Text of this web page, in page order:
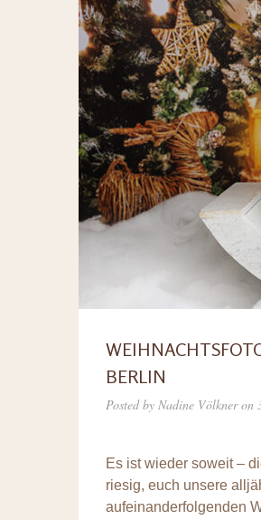
BERLIN
Posted by Nadine Völkner on
Es ist wieder soweit –
riesig, euch unsere
aufeinanderfolgenden